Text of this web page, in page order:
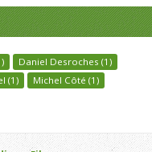
Daniel Desroches (1)
(1) Michel Côté (1)